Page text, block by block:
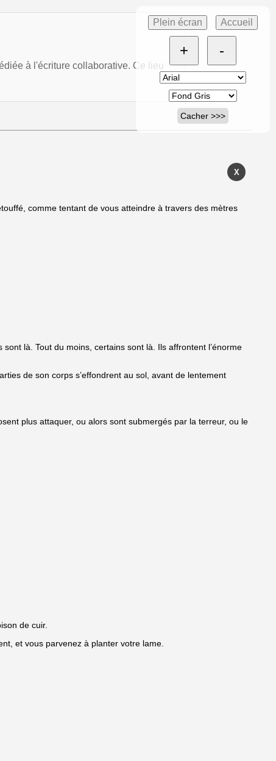
Plein écran Accueil
+ -
Cacher >>>
à l'écriture collaborative. Ce lieu
X
comme tentant de vous atteindre à travers des mètres
là. Tout du moins, certains sont là. Ils affrontent l’énorme
de son corps s’effondrent au sol, avant de lentement
plus attaquer, ou alors sont submergés par la terreur, ou le
de cuir.
et vous parvenez à planter votre lame.